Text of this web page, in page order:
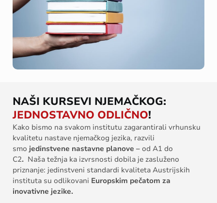
NAŠI KURSEVI NJEMAČKOG:
JEDNOSTAVNO ODLIČNO!
Kako bismo na svakom institutu zagarantirali vrhunsku
kvalitetu nastave njemačkog jezika, razvili
smo jedinstvene nastavne planove – od A1 do
C2. Naša težnja ka izvrsnosti dobila je zasluženo
priznanje: jedinstveni standardi kvaliteta Austrijskih
instituta su odlikovani Europskim pečatom za
inovativne jezike.